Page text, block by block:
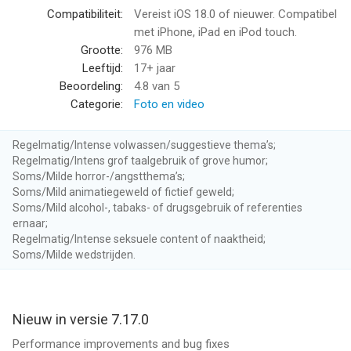
yourself.
■ Create solo moments, duos, or full cast dynamics.
■ Produce scroll-stopping content with your characters or
make content with thousands of characters made by others.
Interactive & Social
■ Chat with them.Create with them.Comment on and share
your characters and your friends’ characters.
■ Discover new personalities and watch how other creators
build their worlds.
■ Collaborate, experiment, and see where the character takes
you.
Create Here. Share Everywhere.
■ Build your characters’ social following.
Compatibiliteit:
Vereist iOS 18.0 of nieuwer. Compatibel
met iPhone, iPad en iPod touch.
Grootte:
976 MB
Leeftijd:
17+ jaar
Beoordeling:
4.8 van 5
Categorie:
Foto en video
Regelmatig/Intense volwassen/suggestieve thema’s;
Regelmatig/Intens grof taalgebruik of grove humor;
Soms/Milde horror-/angstthema’s;
Soms/Mild animatiegeweld of fictief geweld;
Soms/Mild alcohol-, tabaks- of drugsgebruik of referenties
ernaar;
Regelmatig/Intense seksuele content of naaktheid;
Soms/Milde wedstrijden.
Nieuw in versie 7.17.0
Performance improvements and bug fixes